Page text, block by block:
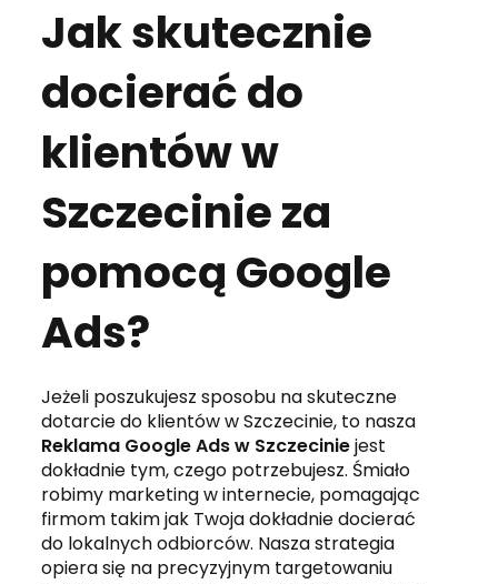
Jak skutecznie
docierać do
klientów w
Szczecinie za
pomocą Google
Ads?
Jeżeli poszukujesz sposobu na skuteczne
dotarcie do klientów w Szczecinie, to nasza
Reklama Google Ads w Szczeciniejest
dokładnie tym, czego potrzebujesz. Śmiało
robimy marketing w internecie, pomagając
firmom takim jak Twoja dokładnie docierać
do lokalnych odbiorców. Nasza strategia
opiera się na precyzyjnym targetowaniu